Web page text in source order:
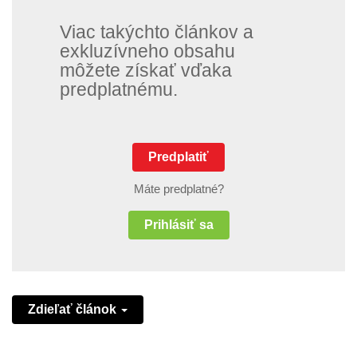
Viac takýchto článkov a
exkluzívneho obsahu
môžete získať vďaka
predplatnému.
Predplatiť
Máte predplatné?
Prihlásiť sa
Zdieľať článok